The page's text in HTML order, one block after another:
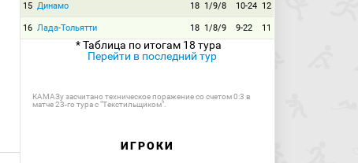
15 Динамо 18 1/9/8 10-24 12
16 Лада-Тольятти 18 1/8/9 9-22 11
* Таблица по итогам 18 тура
Перейти в последний тур
КАМАЗу засчитано техническое поражение со счетом 0:3 в
матче 23-го тура с "Текстильщиком".
ИГРОКИ